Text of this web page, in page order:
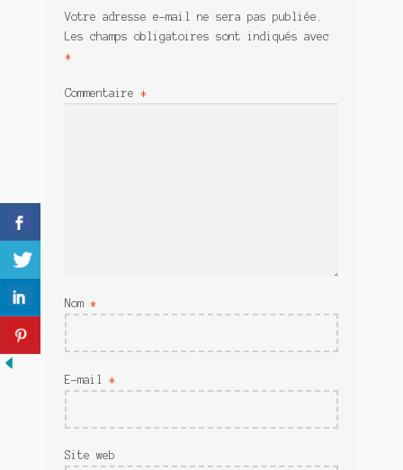
Meurtre en alternance
Meurtre sous couverture
Mon admirateur de l’avent
Sans retour
Sauver ou périr
Une baffe et ça repart
Votre adresse e-mail ne sera pas publiée.
Les champs obligatoires sont indiqués avec
*
Commentaire *
Nom *
E-mail *
Site web